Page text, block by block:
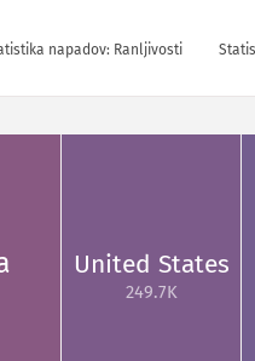
napadov: Ranljivosti
United States
249.7K